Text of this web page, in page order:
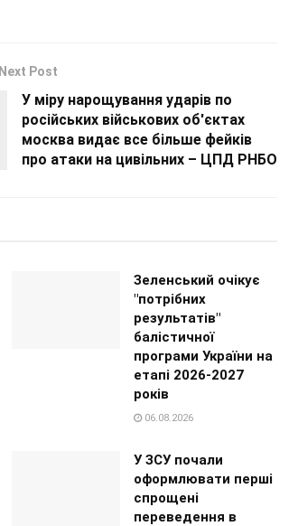
Next Post
У міру нарощування ударів по
російських військових об'єктах
москва видає все більше фейків
про атаки на цивільних – ЦПД РНБО
Зеленський очікує
"потрібних
результатів"
балістичної
програми України на
етапі 2026-2027
років
06.08.2026
У ЗСУ почали
оформлювати перші
спрощені
переведення в